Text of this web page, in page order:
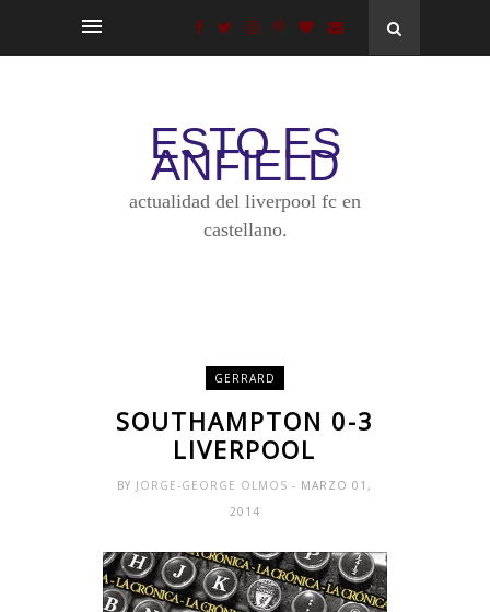
ESTO ES
ANFIELD
actualidad del liverpool fc en
castellano.
GERRARD
SOUTHAMPTON 0-3
LIVERPOOL
BY JORGE-GEORGE OLMOS- MARZO 01,
2014